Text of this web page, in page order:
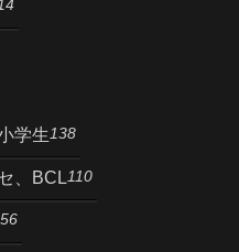
学生138
、BCL110